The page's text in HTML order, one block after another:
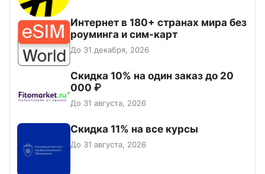
Интернет в 180+ странах мира без
роуминга и сим-карт
До 31 декабря, 2026
Скидка 10% на один заказ до 20
000 ₽
До 31 августа, 2026
Скидка 11% на все курсы
До 31 августа, 2026